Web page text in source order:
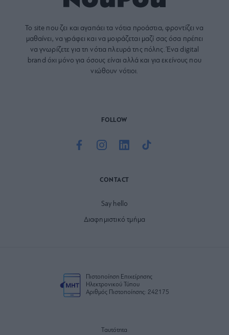
Το site που ζει και αγαπάει τα νότια προάστια, φροντίζει να
μαθαίνει, να γράφει και να μοιράζεται μαζί σας όσα πρέπει
να γνωρίζετε για τη νότια πλευρά της πόλης. Ένα digital
brand όχι μόνο για όσους είναι αλλά και για εκείνους που
νιώθουν νότιοι.
FOLLOW
CONTACT
Say hello
Διαφημιστικό τμήμα
Πιστοποίηση Επιχείρησης
Ηλεκτρονικού Τύπου
Αριθμός Πιστοποίησης: 242175
Ταυτότητα